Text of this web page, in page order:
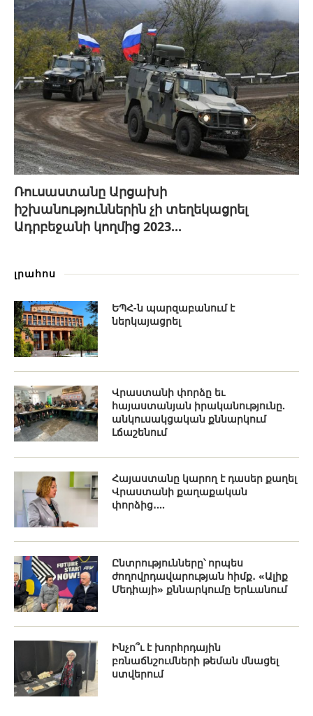
Ռուսաստանը Արցախի
իշխանություններին չի տեղեկացրել
Ադրբեջանի կողմից 2023...
լրահոս
ԵՊՀ-ն պարզաբանում է
ներկայացրել
Վրաստանի փորձը եւ
հայաստանյան իրականությունը.
անկուսակցական քննարկում
Լճաշենում
Հայաստանը կարող է դասեր քաղել
Վրաստանի քաղաքական
փորձից․...
Ընտրությունները՝ որպես
ժողովրդավարության հիմք․ «Ալիք
Մեդիայի» քննարկումը Երևանում
Ինչո՞ւ է խորհրդային
բռնաճնշումների թեման մնացել
ստվերում